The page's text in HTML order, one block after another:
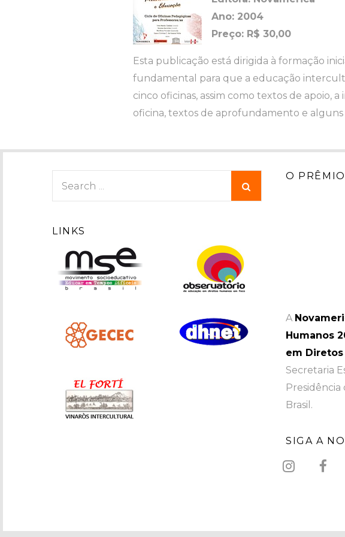
Ano: 2004
Preço: R$ 30,00
Esta publicação está dirigida à formação
fundamental para que a educação
cinco oficinas, assim como textos de apoio,
oficina, textos de aprofundamento e
Search
LINKS
O
A
Humanos
em
Secretaria
Brasil.
SIGA A